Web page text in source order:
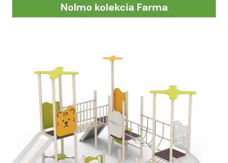
Nolmo kolekcia Farma